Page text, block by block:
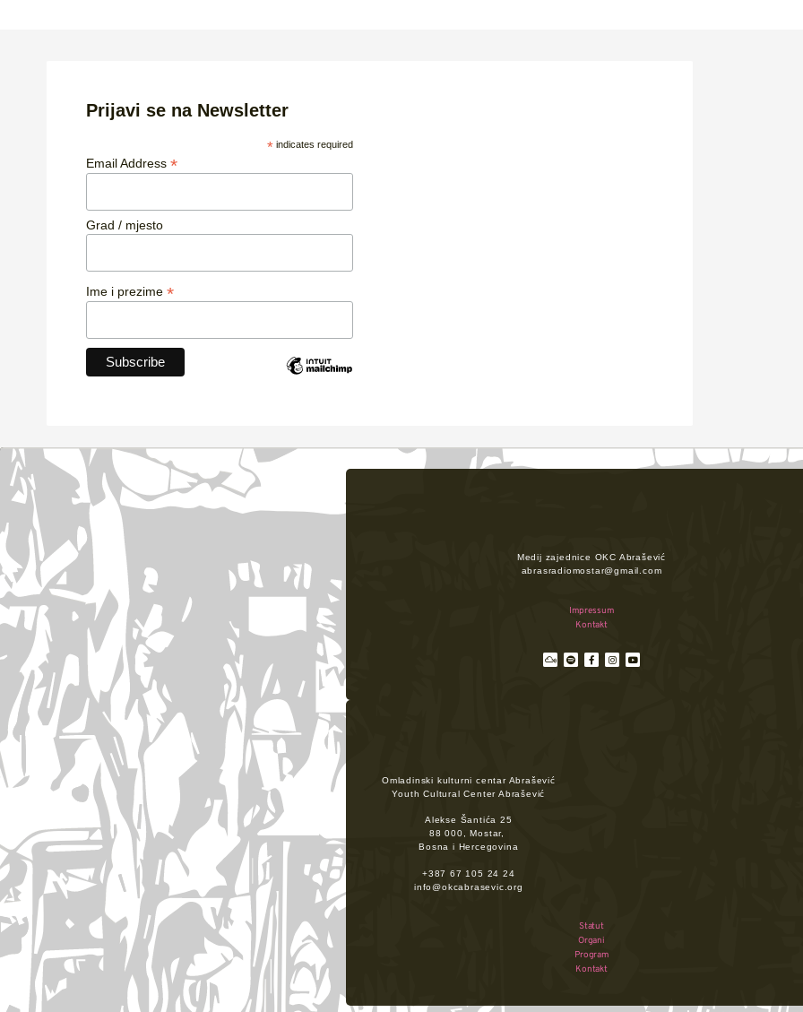
Prijavi se na Newsletter
*indicates required
Email Address *
Grad / mjesto
Ime i prezime *
Medij zajednice OKC Abrašević
abrasradiomostar@gmail.com
Impressum
Kontakt
Omladinski kulturni centar Abrašević
Youth Cultural Center Abrašević
Alekse Šantića 25
88 000, Mostar,
Bosna i Hercegovina
+387 67 105 24 24
info@okcabrasevic.org
Statut
Organi
Program
Kontakt